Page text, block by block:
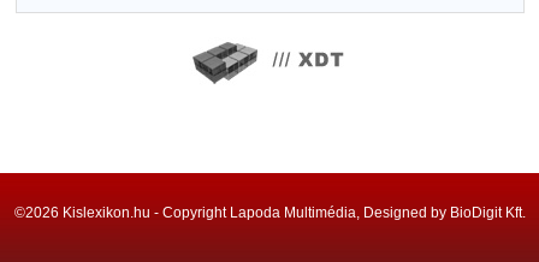
©2026 Kislexikon.hu - Copyright Lapoda Multimédia, Designed by BioDigit Kft.